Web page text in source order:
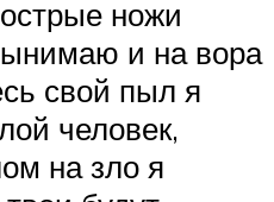
ножи
и на вора
свой пыл я
человек,
на зло я